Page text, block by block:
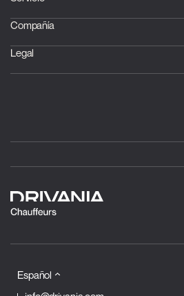
Compañía
Legal
Español